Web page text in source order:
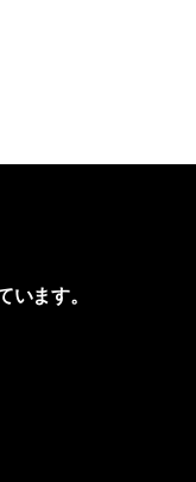
ます。